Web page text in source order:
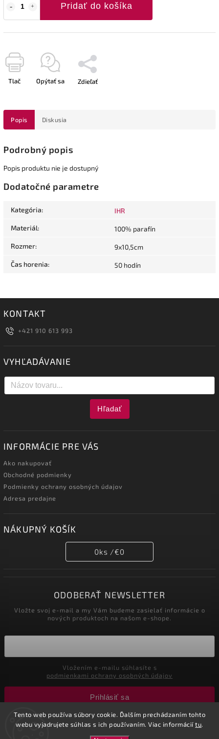
Tento web používa súbory cookie. Ďalším prechádzaním tohto
webu vyjadrujete súhlas s ich používaním. Viac informáciítu.
Pridať do košíka
Tlač Opýtať sa Zdieľať
Popis Diskusia
Podrobný popis
Popis produktu nie je dostupný
Dodatočné parametre
Kategória: IHR
Materiál: 100% parafín
Rozmer: 9x10,5cm
Čas horenia: 50 hodín
KONTAKT
+421 910 613 993
VYHĽADÁVANIE
Hľadať
INFORMÁCIE PRE VÁS
Ako nakupovať
Obchodné podmienky
Podmienky ochrany osobných údajov
Adresa predajne
NÁKUPNÝ KOŠÍK
0ks /€0
ODOBERAŤ NEWSLETTER
Vložte svoj e-mail a my Vám budeme zasielať informácie o
nových produktoch na našom e-shope.
podmienkami ochrany osobných údajov
Prihlásiť sa
Nastol.sk. Všetky práva vyhradené.